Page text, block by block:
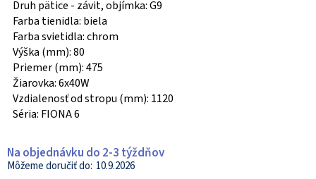
Druh pätice - závit, objímka: G9
Farba tienidla: biela
Farba svietidla: chrom
Výška (mm): 80
Priemer (mm): 475
Žiarovka: 6x40W
Vzdialenosť od stropu (mm): 1120
Séria: FIONA 6
Na objednávku do 2-3 týždňov
10.9.2026